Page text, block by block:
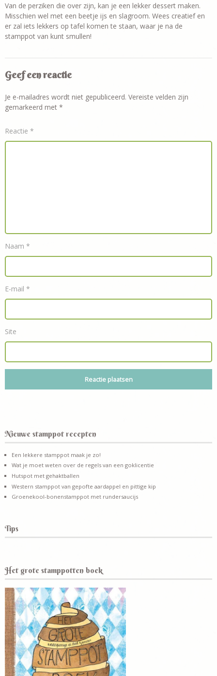
Van de perziken die over zijn, kan je een lekker dessert maken.
Misschien wel met een beetje ijs en slagroom. Wees creatief en
er zal iets lekkers op tafel komen te staan, waar je na de
stamppot van kunt smullen!
Geef een reactie
Je e-mailadres wordt niet gepubliceerd. Vereiste velden zijn
gemarkeerd met *
Reactie *
Naam *
E-mail *
Site
Nieuwe stamppot recepten
Een lekkere stamppot maak je zo!
Wat je moet weten over de regels van een goklicentie
Hutspot met gehaktballen
Western stamppot van gepofte aardappel en pittige kip
Groenekool-bonenstamppot met rundersaucijs
Tips
Het grote stamppotten boek